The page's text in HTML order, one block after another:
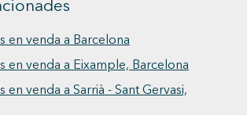
comoditat: compta amb una
sales d'espera, quiròfan,
lavabos (un d'adaptat per a
mobilitat reduïda). A més, està
aire condicionat, sistema
en venda a Barcelona
en venda a Eixample, Barcelona
en venda a Sarrià - Sant Gervasi,